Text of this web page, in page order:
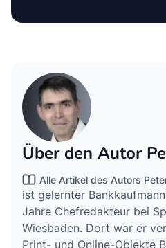
Über den Autor
Alle Artikel des Autors
ist gelernter
Jahre Chefredakteur bei
Wiesbaden. Dort war er
Print- und Online-Objekte